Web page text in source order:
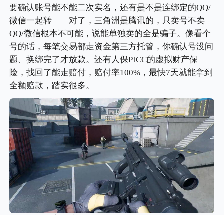
要确认账号能不能二次实名，还有是不是连绑定的QQ/
微信一起转——对了，三角洲是腾讯的，只卖号不卖
QQ/微信根本不可能，说能单独卖的全是骗子。像看个
号的话，每笔交易都走资金第三方托管，你确认号没问
题、换绑完了才放款。还有人保PICC的虚拟财产保
险，找回了能走赔付，赔付率100%，最快7天就能拿到
全额赔款，踏实很多。